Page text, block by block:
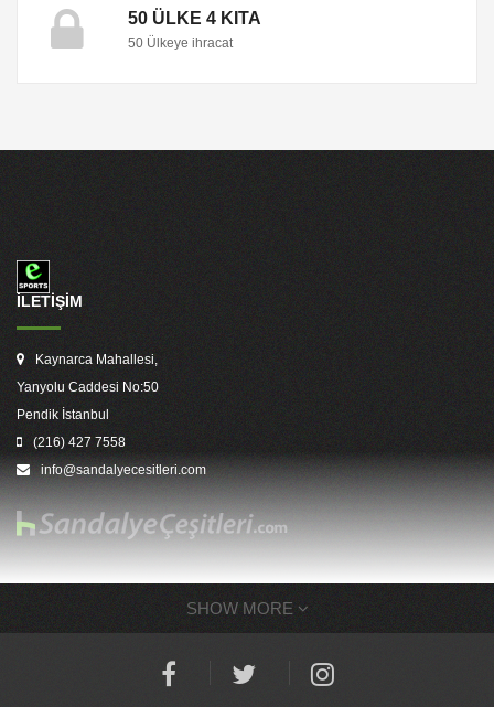
50 ÜLKE 4 KITA
50 Ülkeye ihracat
İLETİŞİM
Kaynarca Mahallesi,
Yanyolu Caddesi No:50
Pendik İstanbul
(216) 427 7558
info@sandalyecesitleri.com
SHOW MORE